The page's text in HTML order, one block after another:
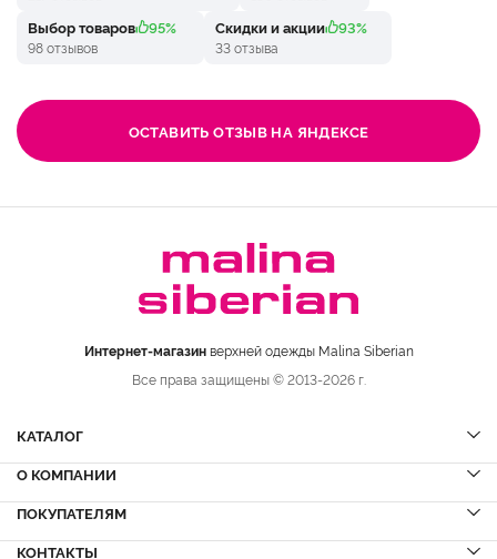
Выбор товаров 95%
98 отзывов
Скидки и акции 93%
33 отзыва
ОСТАВИТЬ ОТЗЫВ НА ЯНДЕКСЕ
Интернет-магазинверхней одежды Malina Siberian
Все права защищены © 2013-2026 г.
КАТАЛОГ
Шубы
Шубы из норки
Дубленки
О КОМПАНИИ
Вопрос-ответ
Сервисный центр
ПОКУПАТЕЛЯМ
Акции
КОНТАКТЫ